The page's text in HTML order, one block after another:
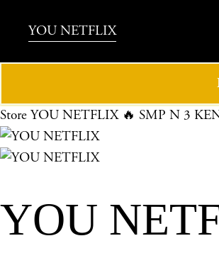
YOU NETFLIX
Store YOU NETFLIX 🔥 SMP N 3
YOU